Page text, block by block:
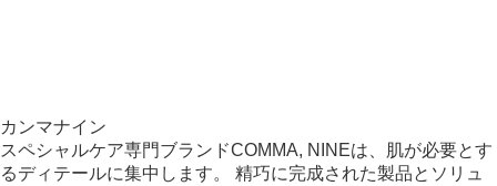
カンマナイン
スペシャルケア専門ブランドCOMMA, NINEは、肌が必要とす
るディテールに集中します。 精巧に完成された製品とソリュ